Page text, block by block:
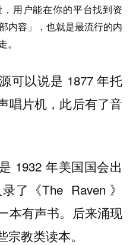
用户能在你的平台找到资
内容」，也就是最流行的内
可以说是 1877 年托
唱片机，此后有了音
1932 年美国国会出
了《The Raven 》
本有声书。后来涌现
教类读本。